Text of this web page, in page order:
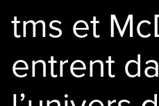
tms et
entrent